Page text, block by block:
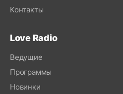
Контакты
Love Radio
Ведущие
Программы
Новинки